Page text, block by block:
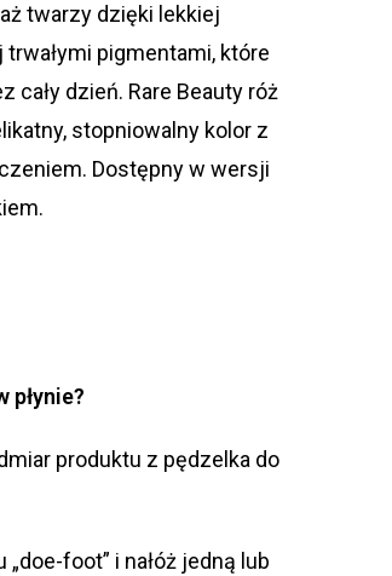
twarzy dzięki lekkiej
pigmentami, które
cały dzień. Rare Beauty róż
stopniowalny kolor z
Dostępny w wersji
płynie?
produktu z pędzelka do
„doe-foot” i nałóż jedną lub